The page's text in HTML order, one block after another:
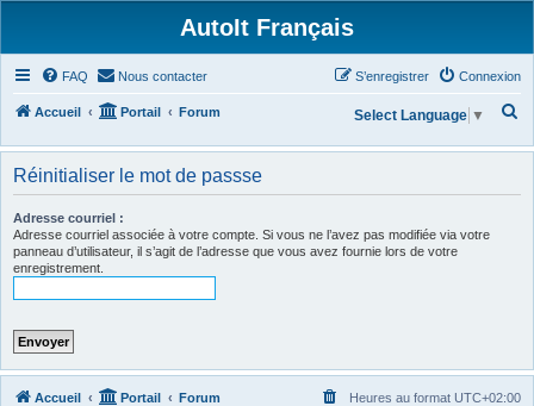
AutoIt Français
FAQ Nous contacter Connexion
S’enregistrer
Accueil Portail Forum
h
r
Select Language ▼
Réinitialiser le mot de passse
Adresse courriel :
Adresse courriel associée à votre compte. Si vous ne l’avez pas modifiée via votre
panneau d’utilisateur, il s’agit de l’adresse que vous avez fournie lors de votre
enregistrement.
Accueil Portail Forum Heures au format UTC+02:00